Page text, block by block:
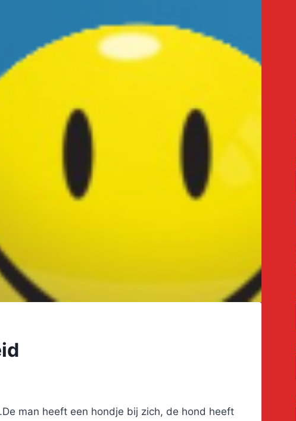
man heeft een hondje bij zich, de hond heeft